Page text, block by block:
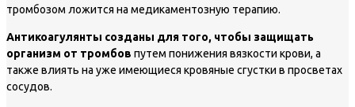
тромбозом ложится на медикаментозную терапию.
Антикоагулянты созданы для того, чтобы защищать
организм от тромбов путем понижения вязкости крови, а
также влиять на уже имеющиеся кровяные сгустки в просветах
сосудов.